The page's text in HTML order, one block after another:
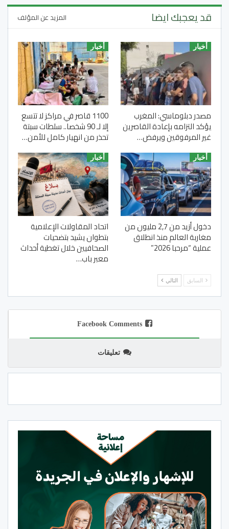
قد يعجبك ايضا المزيد عن المؤلف
أخبار
مصدر دبلوماسي: المغرب
يؤكد التزامه بإعادة القاصرين
غير المرفوقين ويرفض…
أخبار
1100 قاصر في مراكز لا تتسع
إلا لـ 90 شخصا.. سلطات سبتة
تحذر من انهيار كامل للأمن…
أخبار
دخول أزيد من 2,7 مليون من
مغاربة العالم منذ انطلاق
عملية “مرحبا 2026”
أخبار
اتحاد المقاولات الإعلامية
بتطوان يشيد بتضحيات
الصحافيين خلال تغطية أحداث
معبر باب…
السابق التالي
Facebook Comments
تعليقات